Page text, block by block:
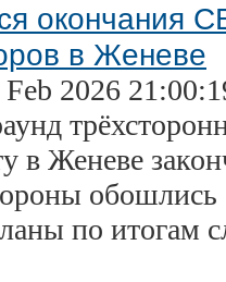
окончания
в Женеве
2026
в Женеве
обошлись
по итогам